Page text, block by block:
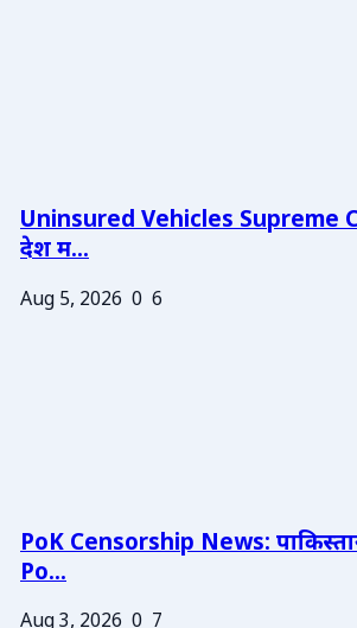
Uninsured Vehicles Supreme
देश म...
Aug 5, 2026 0 6
PoK Censorship News:
Po...